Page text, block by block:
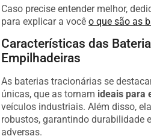
Caso precise entender melhor,
para explicar a vocêo que são as
Características das
Empilhadeiras
As baterias tracionárias se
únicas, que as tornam ideais para
veículos industriais. Além disso,
robustos, garantindo durabilidade
adversas.